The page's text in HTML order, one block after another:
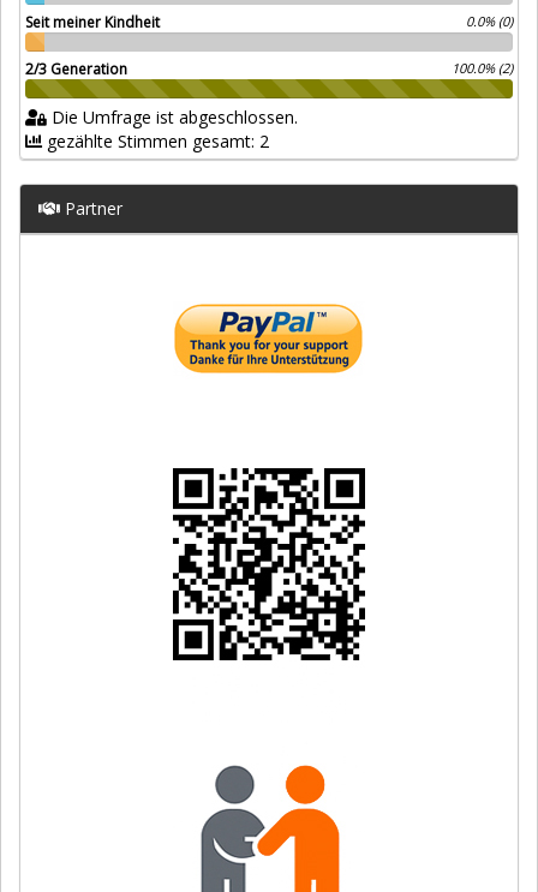
Seit meiner Kindheit 0.0% (0)
2/3 Generation 100.0% (2)
Die Umfrage ist abgeschlossen.
gezählte Stimmen gesamt: 2
Partner